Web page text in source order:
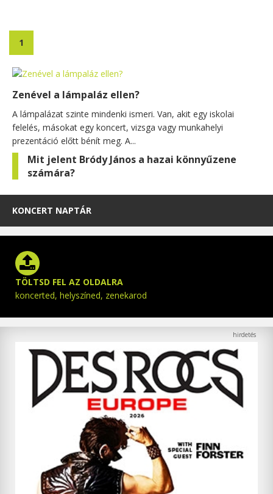
1
Zenével a lámpaláz ellen?
A lámpalázat szinte mindenki ismeri. Van, akit egy iskolai
felelés, másokat egy koncert, vizsga vagy munkahelyi
prezentáció előtt bénít meg. A...
Mit jelent Bródy János a hazai könnyűzene
számára?
KONCERT NAPTÁR
TÖLTSD FEL AZ OLDALRA
koncerted, helyszíned, zenekarod